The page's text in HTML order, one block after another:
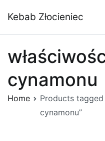
doKebab Złocieniec
cynamonu
Home
Products
cynamonu”